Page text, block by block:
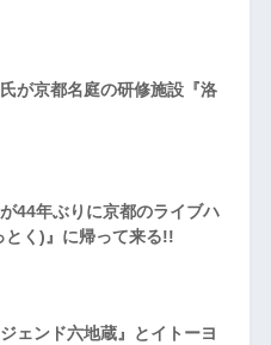
が京都名庭の研修施設『洛
44年ぶりに京都のライブハ
とく)』に帰って来る!!
ェンド六地蔵』とイトーヨ